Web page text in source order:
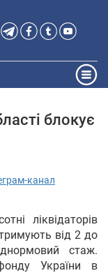
блокує
канал
ліквідаторів
від 2 до
стаж.
України в